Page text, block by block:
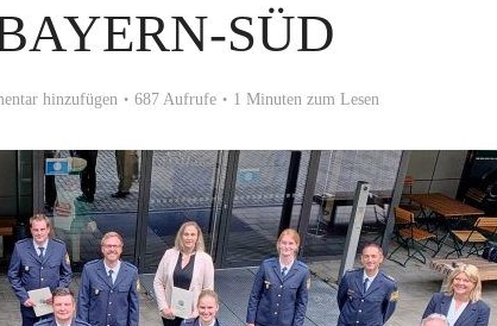
SÜD
hinzufügen 687 Aufrufe 1 Minuten zum Lesen